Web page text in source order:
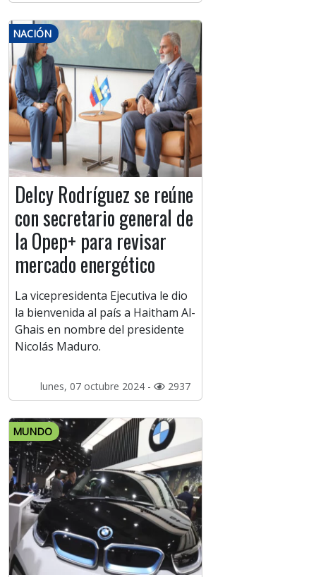
NACIÓN
Delcy Rodríguez se reúne
con secretario general de
la Opep+ para revisar
mercado energético
La vicepresidenta Ejecutiva le dio
la bienvenida al país a Haitham Al-
Ghais en nombre del presidente
Nicolás Maduro.
lunes, 07 octubre 2024 - 2937
MUNDO